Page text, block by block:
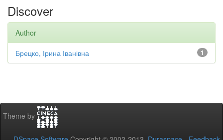
Discover
Author
1
Брецко, Ірина Іванівна
Theme by